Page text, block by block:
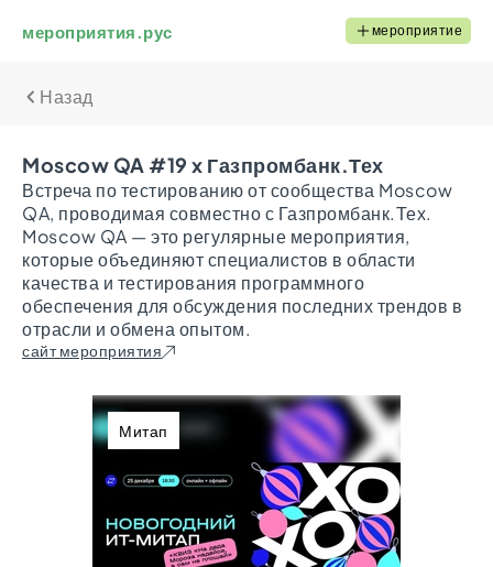
мероприятия.рус мероприятие
Назад
Moscow QA #19 x Газпромбанк.Тех
Встреча по тестированию от сообщества Moscow
QA, проводимая совместно с Газпромбанк.Тех.
Moscow QA — это регулярные мероприятия,
которые объединяют специалистов в области
качества и тестирования программного
обеспечения для обсуждения последних трендов в
отрасли и обмена опытом.
сайт мероприятия
Митап